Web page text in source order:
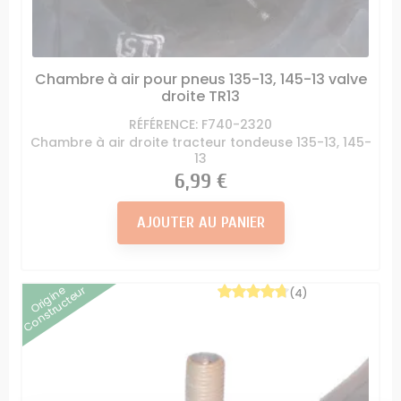
Chambre à air pour pneus 135-13, 145-13 valve
droite TR13
RÉFÉRENCE: F740-2320
Chambre à air droite tracteur tondeuse 135-13, 145-
13
Prix
6,99 €
AJOUTER AU PANIER
Origine
Constructeur (4)